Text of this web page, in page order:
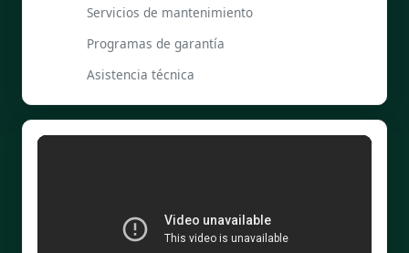
Servicios de mantenimiento
Programas de garantía
Asistencia técnica